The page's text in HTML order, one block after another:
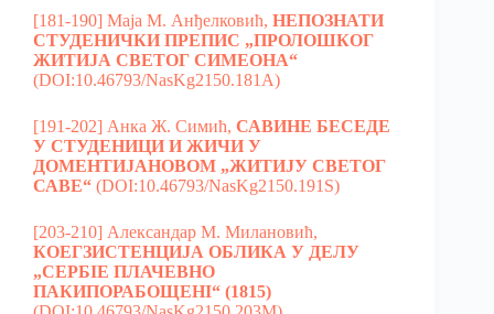
[181-190] Маја М. Анђелковић, НЕПОЗНАТИ
СТУДЕНИЧКИ ПРЕПИС „ПРОЛОШКОГ
ЖИТИЈА СВЕТОГ СИМЕОНА“
(DOI:10.46793/NasKg2150.181A)
[191-202] Анка Ж. Симић, САВИНЕ БЕСЕДЕ
У СТУДЕНИЦИ И ЖИЧИ У
ДОМЕНТИЈАНОВОМ „ЖИТИЈУ СВЕТОГ
САВЕ“ (DOI:10.46793/NasKg2150.191S)
[203-210] Александар М. Милановић,
КОЕГЗИСТЕНЦИЈА ОБЛИКА У ДЕЛУ
„СЕРБІЕ ПЛАЧЕВНО
ПАКИПОРАБОЩЕНІ“ (1815)